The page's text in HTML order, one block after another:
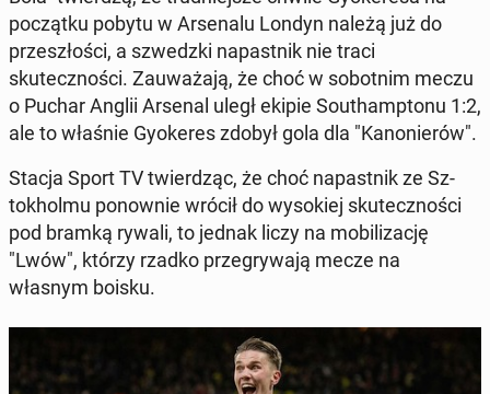
początku pobytu w Ar­se­nalu Londyn należą już do
przeszłoś­ci, a szwedz­ki na­past­nik nie traci
skutecznoś­ci. Za­uważa­ją, że choć w sobot­nim meczu
o Puchar Anglii Arsenal uległ ekipie Southamp­tonu 1:2,
ale to właśnie Gyok­eres zdobył gola dla "Kanon­ierów".
Stacja Sport TV twierdząc, że choć na­past­nik ze Sz­
tokhol­mu ponown­ie wrócił do wysok­iej skutecznoś­ci
pod bramką rywali, to jednak liczy na mo­bi­liza­cję
"Lwów", którzy rzadko prze­gry­wa­ją mecze na
własnym boisku.